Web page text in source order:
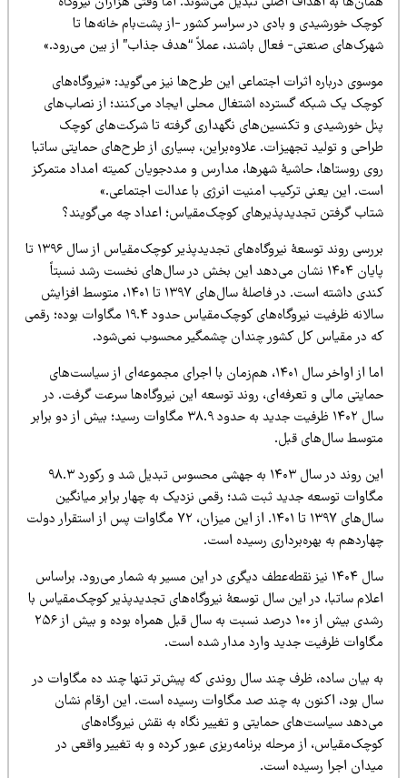
خورشیدی و بادی در سراسر کشور -از پشت‌بام خانه‌ها تا
صنعتی- فعال باشند، عملاً “هدف جذاب” از بین می‌رود.»
درباره اثرات اجتماعی این طرح‌ها نیز می‌گوید: «نیروگاه‌های
یک شبکه گسترده اشتغال محلی ایجاد می‌کنند؛ از نصاب‌های
خورشیدی و تکنسین‌های نگهداری گرفته تا شرکت‌های کوچک
و تولید تجهیزات. علاوه‌براین، بسیاری از طرح‌های حمایتی ساتبا
روستاها، حاشیۀ شهرها، مدارس و مددجویان کمیته امداد متمرکز
این یعنی ترکیب امنیت انرژی با عدالت اجتماعی.»
گرفتن تجدیدپذیرهای کوچک‌مقیاس؛ اعداد چه می‌گویند؟
بررسی روند توسعۀ نیروگاه‌های تجدیدپذیر کوچک‌مقیاس از سال ۱۳۹۶ تا
پایان ۱۴۰۴ نشان می‌دهد این بخش در سال‌های نخست رشد نسبتاً
کندی داشته است. در فاصلۀ سال‌های ۱۳۹۷ تا ۱۴۰۱، متوسط افزایش
سالانه ظرفیت نیروگاه‌های کوچک‌مقیاس حدود ۱۹.۴ مگاوات بوده؛ رقمی
در مقیاس کل کشور چندان چشمگیر محسوب نمی‌شود.
اما از اواخر سال ۱۴۰۱، هم‌زمان با اجرای مجموعه‌ای از سیاست‌های
مالی و تعرفه‌ای، روند توسعه این نیروگاه‌ها سرعت گرفت. در
سال ۱۴۰۲ ظرفیت جدید به حدود ۳۸.۹ مگاوات رسید؛ بیش از دو برابر
سال‌های قبل.
این روند در سال ۱۴۰۳ به جهشی محسوس تبدیل شد و رکورد ۹۸.۳
توسعه جدید ثبت شد؛ رقمی نزدیک به چهار برابر میانگین
سال‌های ۱۳۹۷ تا ۱۴۰۱. از این میزان، ۷۲ مگاوات پس از استقرار دولت
به بهره‌برداری رسیده است.
سال ۱۴۰۴ نیز نقطه‌عطف دیگری در این مسیر به شمار می‌رود. براساس
ساتبا، در این سال توسعۀ نیروگاه‌های تجدیدپذیر کوچک‌مقیاس با
رشدی بیش از ۱۰۰ درصد نسبت به سال قبل همراه بوده و بیش از ۲۵۶
ظرفیت جدید وارد مدار شده است.
بیان ساده، ظرف چند سال روندی که پیش‌تر تنها چند ده مگاوات در
بود، اکنون به چند صد مگاوات رسیده است. این ارقام نشان
سیاست‌های حمایتی و تغییر نگاه به نقش نیروگاه‌های
از مرحله برنامه‌ریزی عبور کرده و به تغییر واقعی در
اجرا رسیده است.